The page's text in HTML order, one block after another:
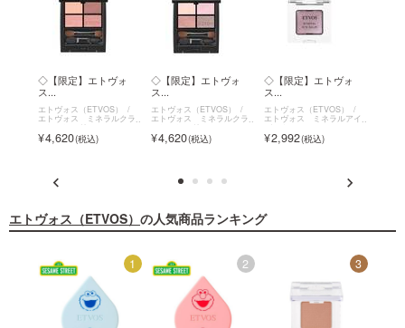
◇【限定】エトヴォ
ス...
エトヴォス（ETVOS）
エトヴォス ミネラルクラ
ッシィシャドー
4,620
◇【限定】エトヴォ
ス...
エトヴォス（ETVOS）
エトヴォス ミネラルクラ
ッシィシャドー
4,620
◇【限定】エトヴォ
ス...
エトヴォス（ETVOS）
エトヴォス ミネラルアイ
2,992
エトヴォス（ETVOS） の人気商品ランキング
1 2 3